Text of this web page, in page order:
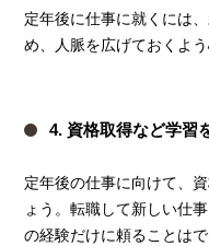
定年後に仕事に就くには
め、人脈を広げておくよ
4. 資格取得など学習
定年後の仕事に向けて、
ょう。転職して新しい仕
の経験だけに頼ることは